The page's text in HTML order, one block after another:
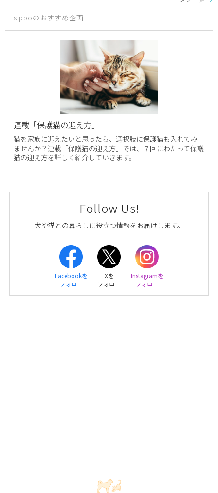
sippoのおすすめ企画
連載「保護猫の迎え方」
猫を家族に迎えたいと思ったら、選択肢に保護猫も入れてみ
ませんか？連載「保護猫の迎え方」では、７回にわたって保護
猫の迎え方を詳しく紹介していきます。
Follow Us!
犬や猫との暮らしに役立つ情報をお届けします。
Facebookを
フォロー
Xを
フォロー
Instagramを
フォロー